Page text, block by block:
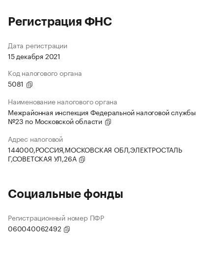
Регистрация ФНС
Дата регистрации
15 декабря 2021
Код налогового органа
5081
Наименование налогового органа
Межрайонная инспекция Федеральной налоговой службы
№23 по Московской области
Адрес налоговой
144000,РОССИЯ,МОСКОВСКАЯ ОБЛ,ЭЛЕКТРОСТАЛЬ
Г,СОВЕТСКАЯ УЛ,26А
Социальные фонды
Регистрационный номер ПФР
060040062492